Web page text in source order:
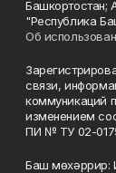
Башкортостан;
"Республика
Об
связи,
коммуникаций
изменением
ПИ № ТУ 02-
Баш мөхәррир: